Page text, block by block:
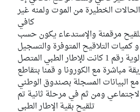
الخطيرة من الموت ولمنه غير
كافي
مرقمنة والإستدعاء يكون حسب
كميات التلاقيح المتوفرة والتسجيل
مفتوح: الأولوية رقم 1 كانت للإطار الطبي المتصل
مباشرة مع الكورونا و قمنا بتقاطع
البيانات المسجلة بصندوق الوطني
ومن ثم في مرحلة ثانية تم
تلقيح بقية الإطار الطبي